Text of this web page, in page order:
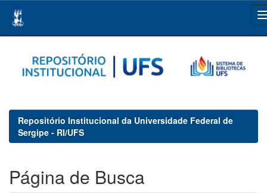
navigation
Repositório Institucional da Universidade Federal de
Sergipe - RI/UFS
Página de Busca